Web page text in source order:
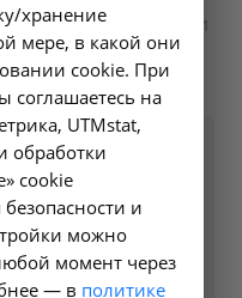
желез - A04.22.001
хранение
мере, в какой они
cookie. При
соглашаетесь на
UTMstat,
обработки
cookie
и
можно
момент через
— в политике